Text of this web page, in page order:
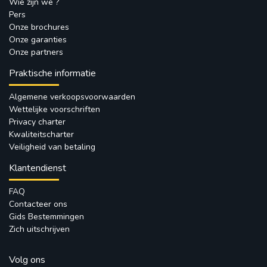
Wie zijn we ?
Pers
Onze brochures
Onze garanties
Onze partners
Praktische informatie
Algemene verkoopsvoorwaarden
Wettelijke voorschriften
Privacy charter
Kwaliteitscharter
Veiligheid van betaling
Klantendienst
FAQ
Contacteer ons
Gids Bestemmingen
Zich uitschrijven
Volg ons